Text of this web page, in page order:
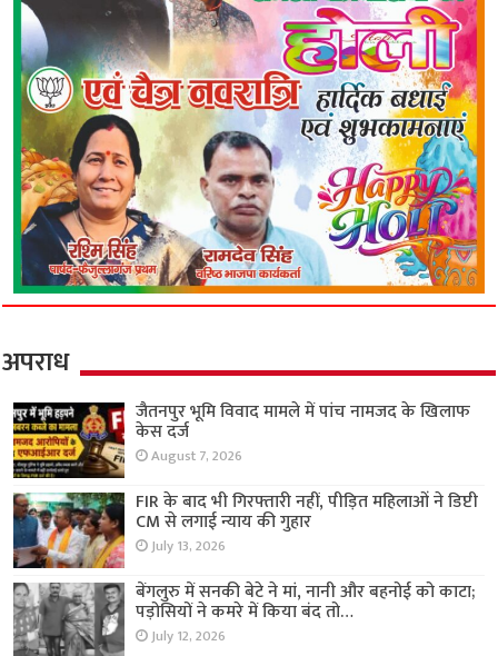
अपराध
जैतनपुर भूमि विवाद मामले में पांच नामजद के खिलाफ
केस दर्ज
August 7, 2026
FIR के बाद भी गिरफ्तारी नहीं, पीड़ित महिलाओं ने डिप्टी
CM से लगाई न्याय की गुहार
July 13, 2026
बेंगलुरु में सनकी बेटे ने मां, नानी और बहनोई को काटा;
पड़ोसियों ने कमरे में किया बंद तो…
July 12, 2026